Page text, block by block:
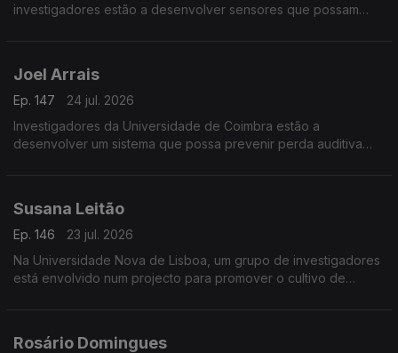
investigadores estão a desenvolver sensores que possam
Joel Arrais
Ep. 147
24 jul. 2026
Investigadores da Universidade de Coimbra estão a
desenvolver um sistema que possa prevenir perda auditiva
Susana Leitão
Ep. 146
23 jul. 2026
Na Universidade Nova de Lisboa, um grupo de investigadores
está envolvido num projecto para promover o cultivo de
Rosário Domingues